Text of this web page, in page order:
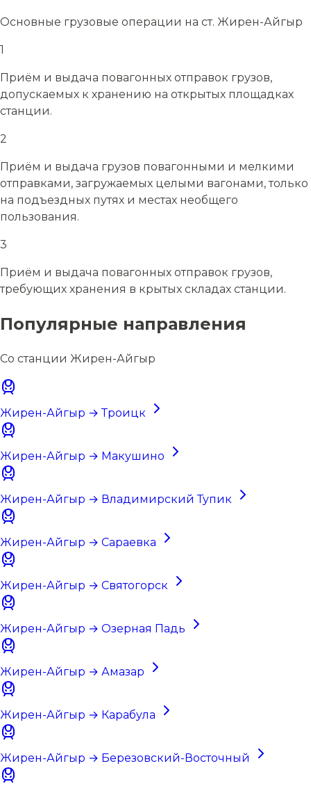
Основные грузовые операции на ст. Жирен-Айгыр
1
Приём и выдача повагонных отправок грузов,
допускаемых к хранению на открытых площадках
станции.
2
Приём и выдача грузов повагонными и мелкими
отправками, загружаемых целыми вагонами, только
на подъездных путях и местах необщего
пользования.
3
Приём и выдача повагонных отправок грузов,
требующих хранения в крытых складах станции.
Популярные направления
Со станции Жирен-Айгыр
Жирен-Айгыр → Троицк
Жирен-Айгыр → Макушино
Жирен-Айгыр → Владимирский Тупик
Жирен-Айгыр → Сараевка
Жирен-Айгыр → Святогорск
Жирен-Айгыр → Озерная Падь
Жирен-Айгыр → Амазар
Жирен-Айгыр → Карабула
Жирен-Айгыр → Березовский-Восточный